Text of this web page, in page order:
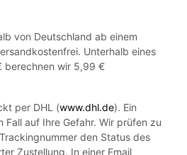
von Deutschland ab einem
Unterhalb eines
berechnen wir 5,99 €
per DHL (www.dhl.de). Ein
Fall auf Ihre Gefahr. Wir prüfen zu
den Status des
Zustellung. In einer Email